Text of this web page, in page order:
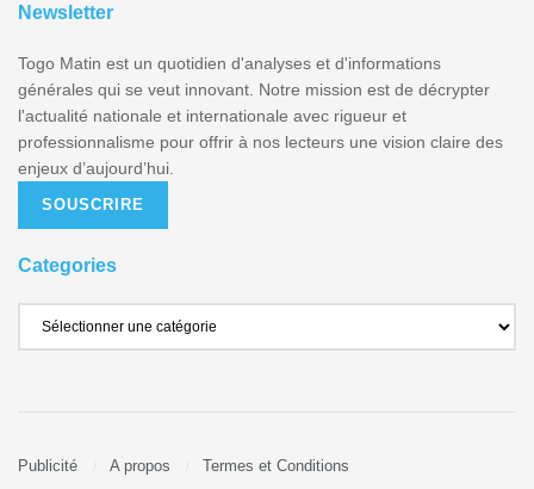
Newsletter
Togo Matin est un quotidien d'analyses et d'informations
générales qui se veut innovant. Notre mission est de décrypter
l'actualité nationale et internationale avec rigueur et
professionnalisme pour offrir à nos lecteurs une vision claire des
enjeux d’aujourd’hui.
SOUSCRIRE
Categories
Publicité A propos Termes et Conditions